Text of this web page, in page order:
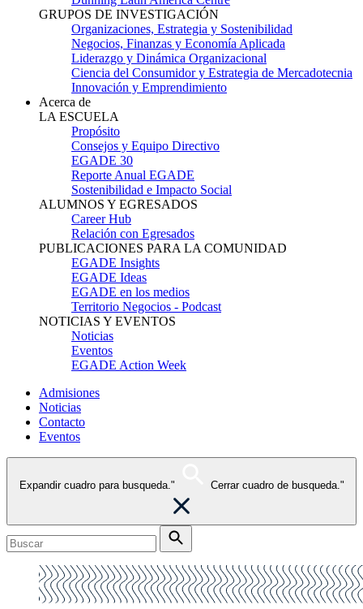
GRUPOS DE INVESTIGACIÓN
Organizaciones, Estrategia y Sostenibilidad
Negocios, Finanzas y Economía Aplicada
Liderazgo y Dinámica Organizacional
Ciencia del Consumidor y Estrategia de Mercadotecnia
Innovación y Emprendimiento
Acerca de
LA ESCUELA
Propósito
Consejos y Equipo Directivo
EGADE 30
Reporte Anual EGADE
Sostenibilidad e Impacto Social
ALUMNOS Y EGRESADOS
Career Hub
Relación con Egresados
PUBLICACIONES PARA LA COMUNIDAD
EGADE Insights
EGADE Ideas
EGADE en los medios
Territorio Negocios - Podcast
NOTICIAS Y EVENTOS
Noticias
Eventos
EGADE Action Week
Admisiones
Noticias
Contacto
Eventos
Expandir cuadro para busqueda." Cerrar cuadro de busqueda."